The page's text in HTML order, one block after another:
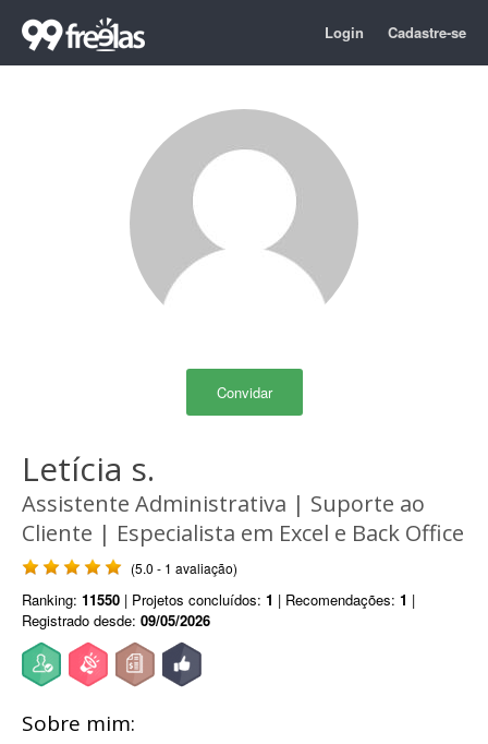
Login Cadastre-se
Convidar
Letícia s.
Assistente Administrativa | Suporte ao
Cliente | Especialista em Excel e Back Office
(5.0 - 1 avaliação)
Ranking: 11550 | Projetos concluídos: 1 | Recomendações: 1 |
Registrado desde: 09/05/2026
Sobre mim: